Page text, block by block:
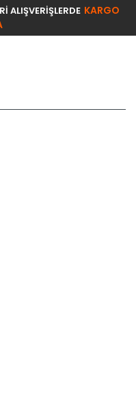
ALIŞVERİŞLERDE KARGO